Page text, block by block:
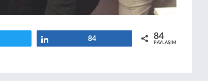
84 84
PAYLAŞIMLAR